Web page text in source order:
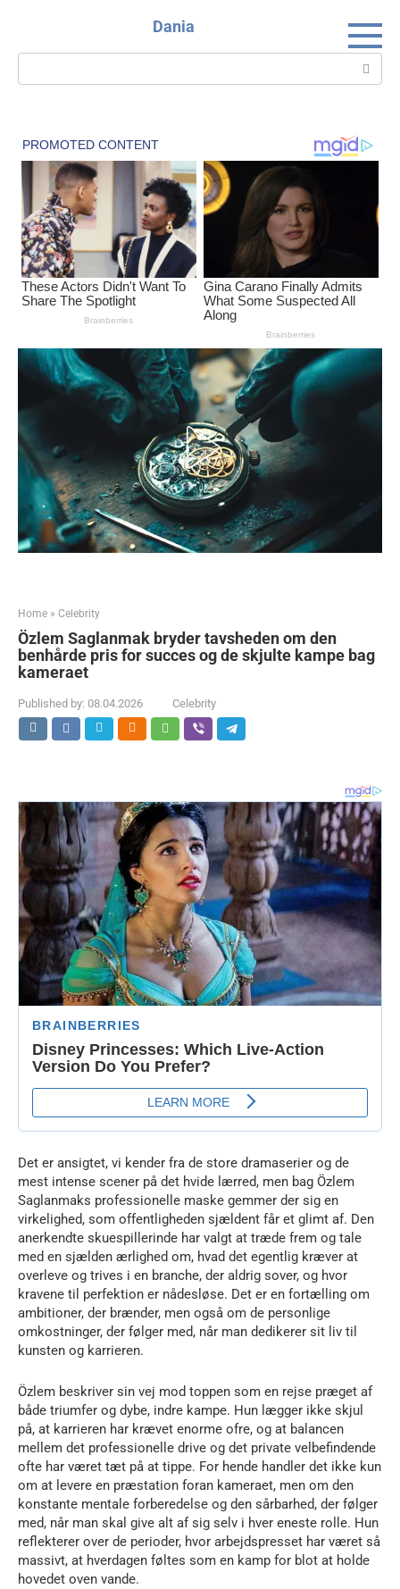
Dania
Search:
Home » Celebrity
Özlem Saglanmak bryder tavsheden om den
benhårde pris for succes og de skjulte kampe bag
kameraet
Published by: 08.04.2026 Celebrity
Det er ansigtet, vi kender fra de store dramaserier og de
mest intense scener på det hvide lærred, men bag Özlem
Saglanmaks professionelle maske gemmer der sig en
virkelighed, som offentligheden sjældent får et glimt af. Den
anerkendte skuespillerinde har valgt at træde frem og tale
med en sjælden ærlighed om, hvad det egentlig kræver at
overleve og trives i en branche, der aldrig sover, og hvor
kravene til perfektion er nådesløse. Det er en fortælling om
ambitioner, der brænder, men også om de personlige
omkostninger, der følger med, når man dedikerer sit liv til
kunsten og karrieren.
Özlem beskriver sin vej mod toppen som en rejse præget af
både triumfer og dybe, indre kampe. Hun lægger ikke skjul
på, at karrieren har krævet enorme ofre, og at balancen
mellem det professionelle drive og det private velbefindende
ofte har været tæt på at tippe. For hende handler det ikke kun
om at levere en præstation foran kameraet, men om den
konstante mentale forberedelse og den sårbarhed, der følger
med, når man skal give alt af sig selv i hver eneste rolle. Hun
reflekterer over de perioder, hvor arbejdspresset har været så
massivt, at hverdagen føltes som en kamp for blot at holde
hovedet oven vande.